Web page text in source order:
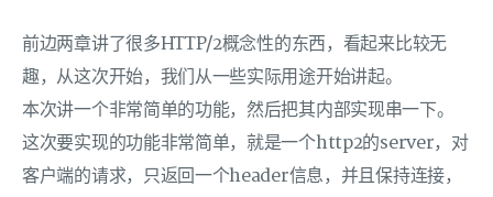
前边两章讲了很多HTTP/2概念性的东西，看起来比较无
趣，从这次开始，我们从一些实际用途开始讲起。
本次讲一个非常简单的功能，然后把其内部实现串一下。
这次要实现的功能非常简单，就是一个http2的server，对
客户端的请求，只返回一个header信息，并且保持连接，